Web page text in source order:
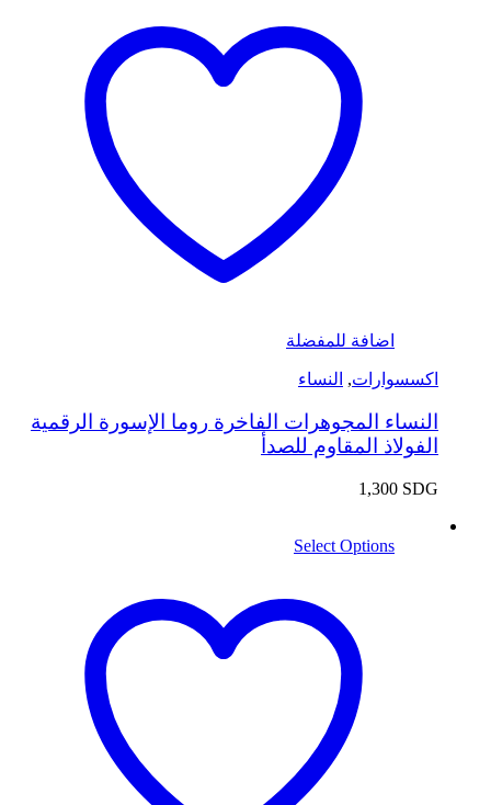
اضافة للمفضلة
اكسسوارات, النساء
النساء المجوهرات الفاخرة روما الإسورة الرقمية
الفولاذ المقاوم للصدأ
1,300 SDG
Select Options